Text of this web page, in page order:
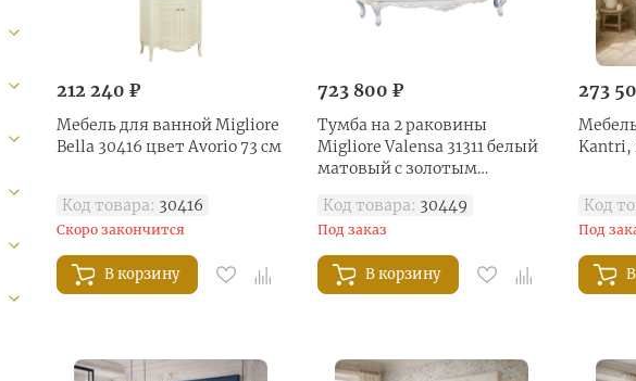
212 240 ₽
Мебель для ванной Migliore
Bella 30416 цвет Avorio 73 см
Код товара: 30416
Скоро закончится
В корзину
723 800 ₽
Тумба на 2 раковины
Migliore Valensa 31311 белый
матовый с золотым
Код товара: 30449
Под заказ
В корзину
273
Kantri,
Код
Под